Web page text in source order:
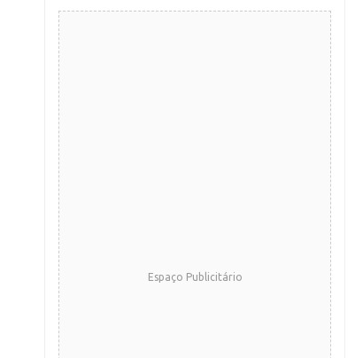
Espaço Publicitário